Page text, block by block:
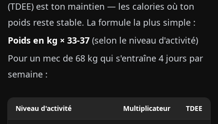
(TDEE) est ton maintien — les calories où ton
poids reste stable. La formule la plus simple :
Poids en kg × 33-37 (selon le niveau d'activité)
Pour un mec de 68 kg qui s'entraîne 4 jours par
semaine :
Niveau d'activité Multiplicateur TDEE